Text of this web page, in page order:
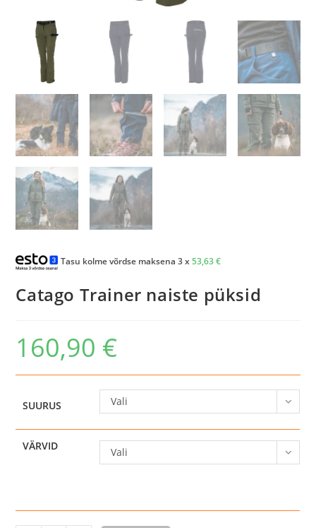
Tasu kolme võrdse maksena 3 x53,63€
Catago Trainer naiste püksid
160,90 €
SUURUS Vali
VÄRVID Vali